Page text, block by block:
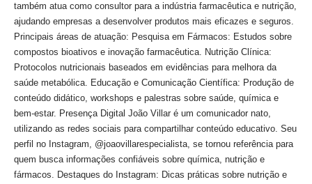
também atua como consultor para a indústria farmacêutica e nutrição,
ajudando empresas a desenvolver produtos mais eficazes e seguros.
Principais áreas de atuação: Pesquisa em Fármacos: Estudos sobre
compostos bioativos e inovação farmacêutica. Nutrição Clínica:
Protocolos nutricionais baseados em evidências para melhora da
saúde metabólica. Educação e Comunicação Científica: Produção de
conteúdo didático, workshops e palestras sobre saúde, química e
bem-estar. Presença Digital João Villar é um comunicador nato,
utilizando as redes sociais para compartilhar conteúdo educativo. Seu
perfil no Instagram, @joaovillarespecialista, se tornou referência para
quem busca informações confiáveis sobre química, nutrição e
fármacos. Destaques do Instagram: Dicas práticas sobre nutrição e